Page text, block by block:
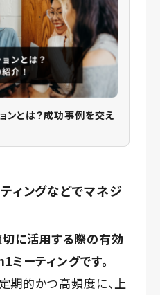
ンとは？成功事例を交え
ィングなどでマネジ
に活用する際の有効
ミーティングです。
期的かつ高頻度に、上